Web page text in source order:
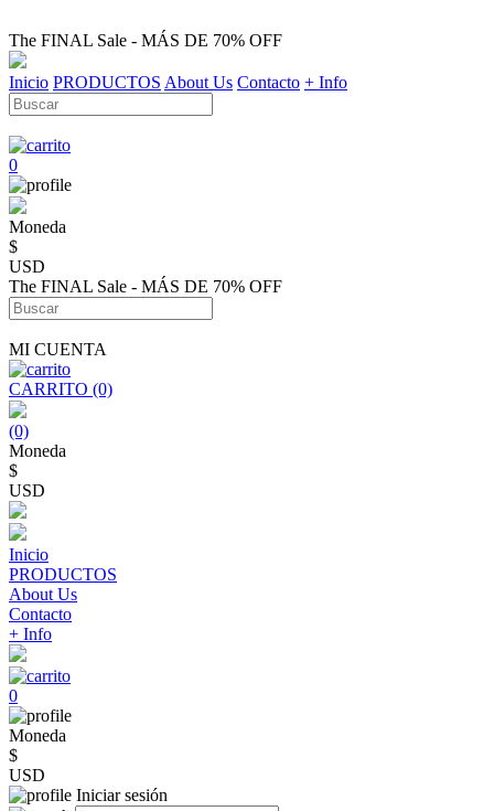
The FINAL Sale - MÁS DE 70% OFF
Inicio PRODUCTOS About Us Contacto + Info
0
Moneda
$
USD
The FINAL Sale - MÁS DE 70% OFF
MI CUENTA
CARRITO (0)
(0)
Moneda
$
USD
Inicio
PRODUCTOS
About Us
Contacto
+ Info
0
Moneda
$
USD
Iniciar sesión